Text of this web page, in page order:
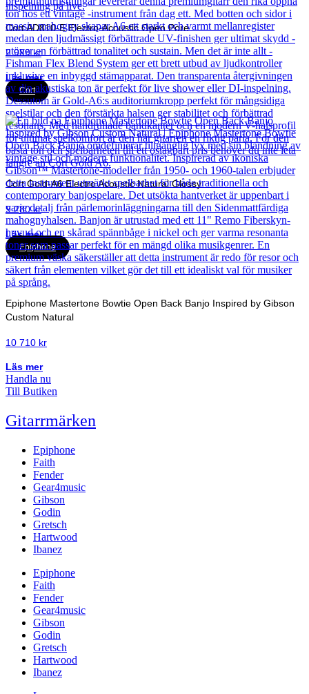
Cort AD810-E Electro-Acoustic Open Pore
2 989kr
Läs mer
Cort
Cort Gold-A6 Electro Acoustic Natural Glossy
9 280kr
Läs mer
Epiphone
Epiphone Mastertone Bowtie Open Back Banjo Inspired by Gibson
Custom Natural
10 710 kr
Läs mer
Handla nu
Till Butiken
Gitarrmärken
Epiphone
Faith
Fender
Gear4music
Gibson
Godin
Gretsch
Hartwood
Ibanez
Epiphone
Faith
Fender
Gear4music
Gibson
Godin
Gretsch
Hartwood
Ibanez